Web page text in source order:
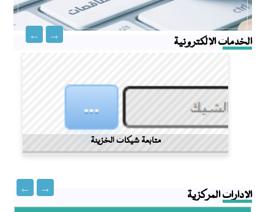
خطط المشتريات
محاضر المناقصات
الخدمات الإلكترونية
متابعة شيكات الخزينة
الإدارات المركزية